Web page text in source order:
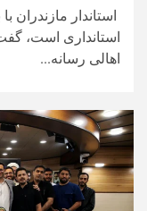
استاندار مازندران
اهالی رسانه...